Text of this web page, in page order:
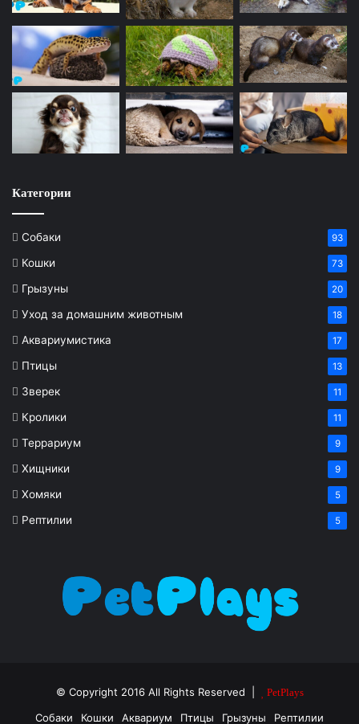
Категории
Собаки 93
Кошки 73
Грызуны 20
Уход за домашним животным 18
Аквариумистика 17
Птицы 13
Зверек 11
Кролики 11
Террариум 9
Хищники 9
Хомяки 5
Рептилии 5
© Copyright 2016 All Rights Reserved | PetPlays
Собаки Кошки Аквариум Птицы Грызуны Рептилии